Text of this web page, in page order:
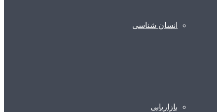
انسان شناسی
بازاریابی